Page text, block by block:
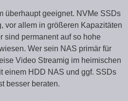
überhaupt geeignet. NVMe SSDs
vor allem in größeren Kapazitäten
sind permanent auf so hohe
Wer sein NAS primär für
Video Streamig im heimischen
einem HDD NAS und ggf. SSDs
besser beraten.